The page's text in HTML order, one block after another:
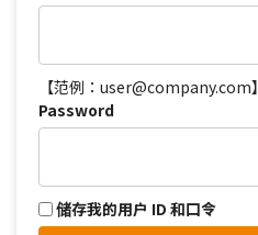
【范例：user@company.com】
Password
储存我的用户 ID 和口令